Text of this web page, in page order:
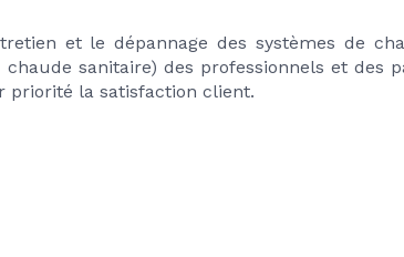
et le dépannage des systèmes de
sanitaire) des professionnels et des
priorité la satisfaction client.